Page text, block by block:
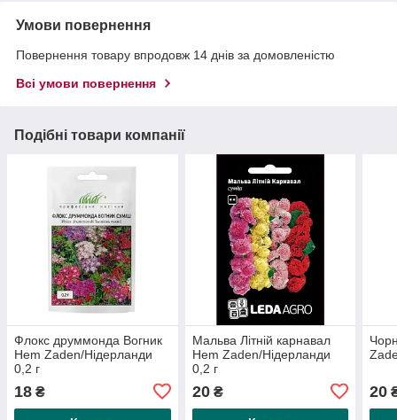
Умови повернення
Повернення товару впродовж 14 днів за домовленістю
Всі умови повернення
Подібні товари компанії
Флокс друммонда Вогник
Hem Zaden/Нідерланди
0,2 г
18 ₴
Мальва Літній карнавал
Hem Zaden/Нідерланди
0,2 г
20₴ 20